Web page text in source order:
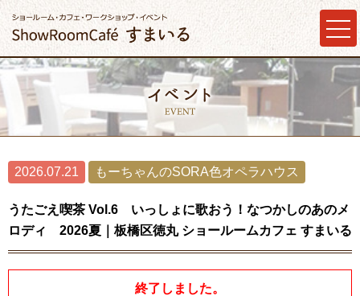
2026.07.21 もーちゃんのSORA色オペラハウス
うたごえ喫茶 Vol.6 いっしょに歌おう！なつかしのあのメ
ロディ 2026夏｜板橋区徳丸 ショールームカフェ すまいる
終了しました。